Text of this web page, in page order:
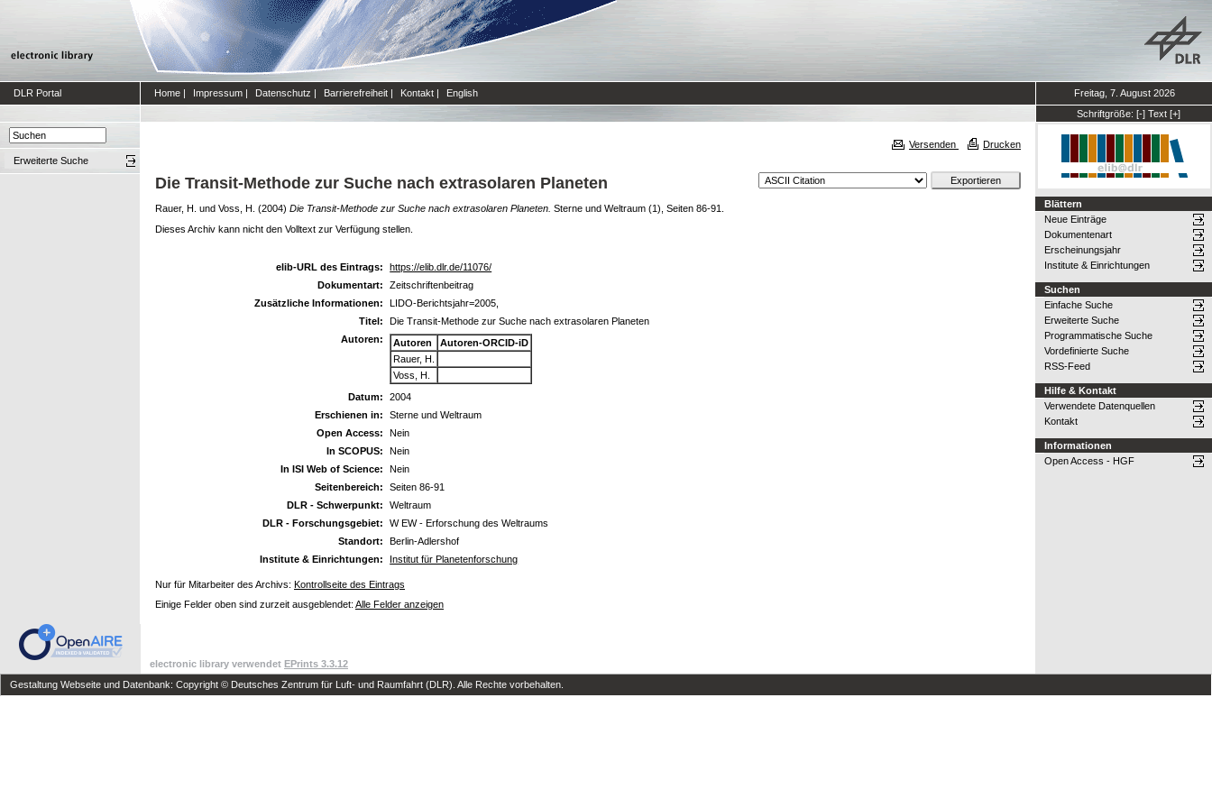
DLR Portal Home | Impressum | Datenschutz | Barrierefreiheit | Kontakt | English
Freitag, 7. August 2026
Schriftgröße: [-] Text [+]
Erweiterte Suche
Versenden Drucken
Die Transit-Methode zur Suche nach extrasolaren Planeten
Rauer, H. und Voss, H. (2004) Die Transit-Methode zur Suche nach extrasolaren Planeten. Sterne und Weltraum (1), Seiten 86-91.
Dieses Archiv kann nicht den Volltext zur Verfügung stellen.
elib-URL des Eintrags:
https://elib.dlr.de/11076/
Dokumentart:
Zeitschriftenbeitrag
Zusätzliche Informationen:
LIDO-Berichtsjahr=2005,
Titel:
Die Transit-Methode zur Suche nach extrasolaren Planeten
Autoren:
Autoren
Autoren-ORCID-iD
Rauer, H.
Voss, H.
Datum:
2004
Erschienen in:
Sterne und Weltraum
Open Access:
Nein
In SCOPUS:
Nein
In ISI Web of Science:
Nein
Seitenbereich:
Seiten 86-91
DLR - Schwerpunkt:
Weltraum
DLR - Forschungsgebiet:
W EW - Erforschung des Weltraums
Standort:
Berlin-Adlershof
Institute & Einrichtungen:
Institut für Planetenforschung
Nur für Mitarbeiter des Archivs: Kontrollseite des Eintrags
Einige Felder oben sind zurzeit ausgeblendet: Alle Felder anzeigen
Blättern
Neue Einträge
Dokumentenart
Erscheinungsjahr
Institute & Einrichtungen
Suchen
Einfache Suche
Erweiterte Suche
Programmatische Suche
Vordefinierte Suche
RSS-Feed
Hilfe & Kontakt
Verwendete Datenquellen
Kontakt
Informationen
Open Access - HGF
electronic library verwendet EPrints 3.3.12
Gestaltung Webseite und Datenbank: Copyright © Deutsches Zentrum für Luft- und Raumfahrt (DLR). Alle Rechte vorbehalten.